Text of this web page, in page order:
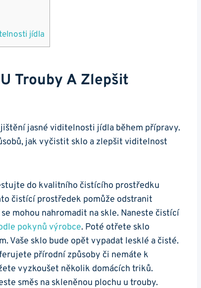
jídla
Trouby A Zlepšit
jasné viditelnosti jídla během přípravy.
jak‌ vyčistit sklo a​ zlepšit ⁢viditelnost
do ⁣kvalitního čistícího prostředku⁤
čistící prostředek pomůže odstranit
mohou nahromadit‍ na skle. ⁢Naneste ‍čistící
pokynů výrobce. Poté otřete sklo
Vaše sklo bude opět vypadat lesklé a čisté.
přírodní způsoby či nemáte k
vyzkoušet několik domácích ⁤triků.
směs na ⁣skleněnou plochu⁢ u trouby.⁣